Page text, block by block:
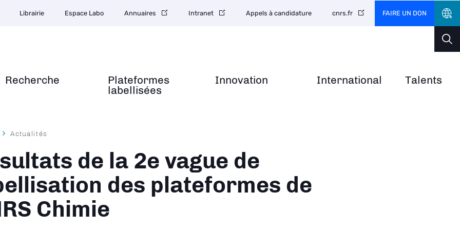
Recherche
Plateformes
labellisées
Innovation International Talents
Librairie Espace Labo Annuaires Intranet Appels à candidature cnrs.fr FAIRE UN DON
Actualités
de la 2e vague de
des plateformes de
Chimie